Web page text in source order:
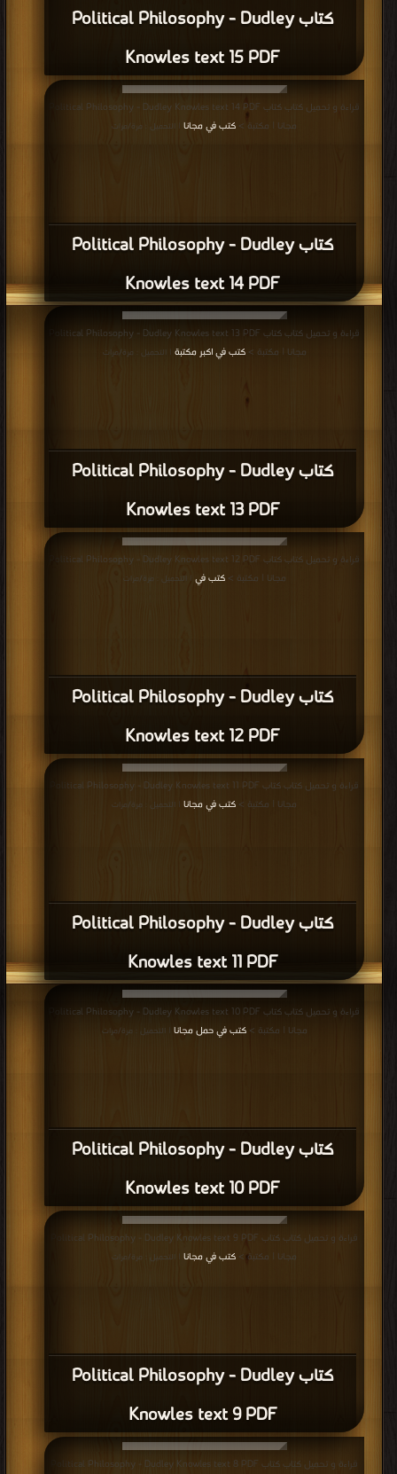
كتاب Political Philosophy - Dudley
Knowles text 15 PDF
كتاب Political Philosophy - Dudley
Knowles text 14 PDF
قراءة و تحميل كتاب كتاب Political Philosophy - Dudley Knowles text 14 PDF
مجانا | مكتبة > كتب في مجانا | التحميل : مرة/مرات
كتاب Political Philosophy - Dudley
Knowles text 13 PDF
قراءة و تحميل كتاب كتاب Political Philosophy - Dudley Knowles text 13 PDF
مجانا | مكتبة >كتب في اكبر مكتبة | التحميل : مرة/مرات
كتاب Political Philosophy - Dudley
Knowles text 12 PDF
قراءة و تحميل كتاب كتاب Political Philosophy - Dudley Knowles text 12 PDF
مجانا | مكتبة >كتب في | التحميل : مرة/مرات
كتاب Political Philosophy - Dudley
Knowles text 11 PDF
قراءة و تحميل كتاب كتاب Political Philosophy - Dudley Knowles text 11 PDF
مجانا | مكتبة > كتب في مجانا | التحميل : مرة/مرات
كتاب Political Philosophy - Dudley
Knowles text 10 PDF
قراءة و تحميل كتاب كتاب Political Philosophy - Dudley Knowles text 10 PDF
مجانا | مكتبة >كتب في حمل مجانا | التحميل : مرة/مرات
كتاب Political Philosophy - Dudley
Knowles text 9 PDF
قراءة و تحميل كتاب كتاب Political Philosophy - Dudley Knowles text 9 PDF
مجانا | مكتبة > كتب في مجانا | التحميل : مرة/مرات
قراءة و تحميل كتاب كتاب Political Philosophy - Dudley Knowles text 8 PDF